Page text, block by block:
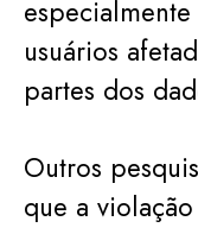
usuários
partes dos
Outros
que a